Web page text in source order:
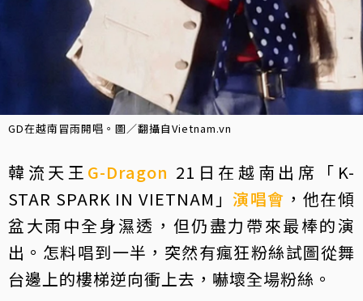
GD在越南冒雨開唱。圖／翻攝自Vietnam.vn
韓流天王 G-Dragon 21日在越南出席「K-
STAR SPARK IN VIETNAM」演唱會 ，他在傾
盆大雨中全身濕透，但仍盡力帶來最棒的演
出。怎料唱到一半，突然有瘋狂粉絲試圖從舞
台邊上的樓梯逆向衝上去，嚇壞全場粉絲。